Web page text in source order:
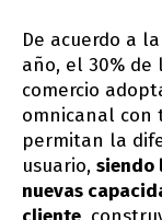
De acuerdo a
año, el 30% de
comercio
omnicanal con
permitan la
usuario, siendo
nuevas